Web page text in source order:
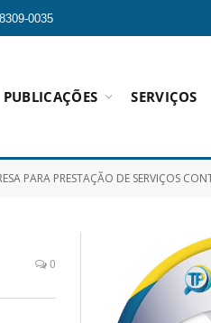
0035
PUBLICAÇÕES SERVIÇOS
COZINHEIRA, PROFISSIONAL DE LAVANDERIA E COVEIRO/AUXILIAR DE CONSERVAÇÃO,
0